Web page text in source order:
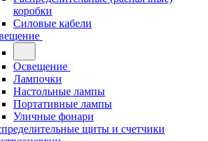
коробки
Силовые кабели
Освещение
Лампочки
Настольные лампы
Портативные лампы
Уличные фонари
щиты и счетчики